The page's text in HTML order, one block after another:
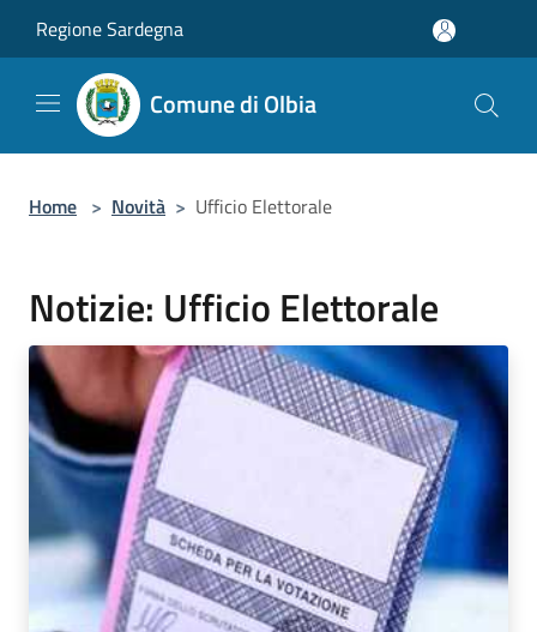
Regione Sardegna
Comune di Olbia
Home > Novità > Ufficio Elettorale
Notizie: Ufficio Elettorale